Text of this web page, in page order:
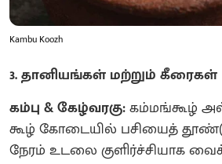
Kambu Koozh
3. தானியங்கள் மற்றும் கீரைகள்
கம்பு & கேழ்வரகு:கம்மங்கூழ்
கூழ் கோடையில் பசியைத்
நேரம் உடலை குளிர்ச்சியாக